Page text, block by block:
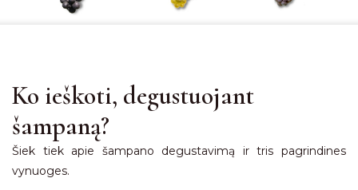
Ko ieškoti, degustuojant
šampaną?
Šiek tiek apie šampano degustavimą ir tris pagrindines
vynuoges.